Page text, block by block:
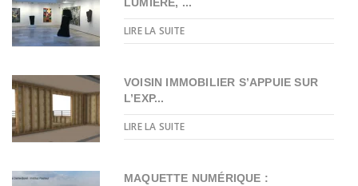
LIRE LA SUITE
VOISIN IMMOBILIER S’APPUIE SUR
L’EXP...
LIRE LA SUITE
MAQUETTE NUMÉRIQUE :